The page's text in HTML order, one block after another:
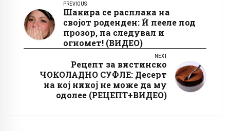
PREVIOUS
Шакира се расплака на
својот роденден: Ѝ пееле под
прозор, па следувал и
огномет! (ВИДЕО)
NEXT
Рецепт за вистинско
ЧОКОЛАДНО СУФЛЕ: Десерт
на кој никој не може да му
одолее (РЕЦЕПТ+ВИДЕО)